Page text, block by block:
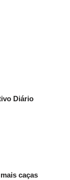
Diário
caças